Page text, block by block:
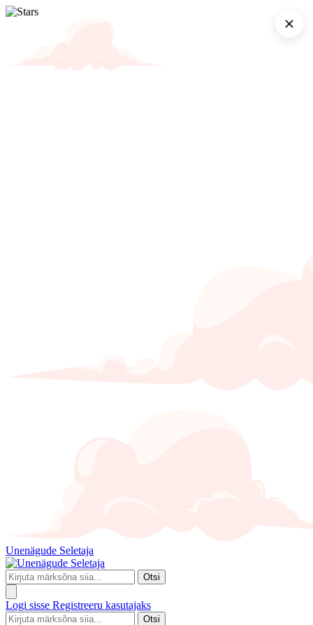
Unenägude Seletaja
Otsi
Logi sisse Registreeru kasutajaks
Otsi